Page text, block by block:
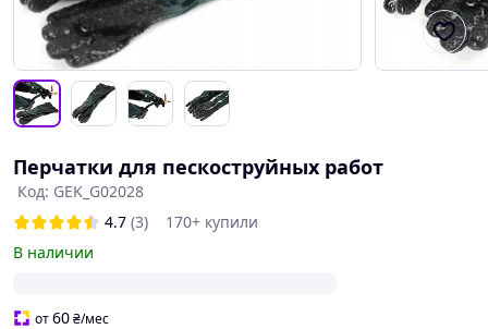
Перчатки для пескоструйных работ
Код: GEK_G02028
4.7 (3)
170+ купили
В наличии
от60₴/мес